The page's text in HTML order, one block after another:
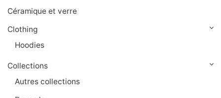
Céramique et verre
Clothing
Hoodies
Collections
Autres collections